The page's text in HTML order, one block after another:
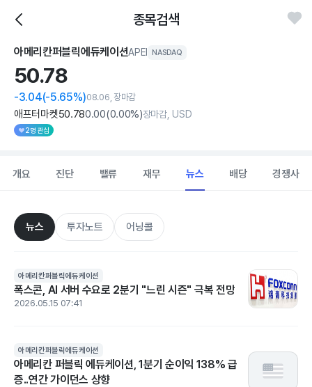
종목검색
아메리칸퍼블릭에듀케이션APEI NASDAQ
50.78
-3.04(-5.65%)08.06, 장마감
애프터마켓50.780.00(0.00%)장마감, USD
2명 관심
개요 진단 밸류 재무 뉴스 배당 경쟁사
뉴스 투자노트 어닝콜
아메리칸퍼블릭에듀케이션
폭스콘, AI 서버 수요로 2분기 "느린 시즌" 극복 전망
2026.05.15 07:41
아메리칸퍼블릭에듀케이션
아메리칸 퍼블릭 에듀케이션, 1분기 순이익 138% 급
증..연간 가이던스 상향